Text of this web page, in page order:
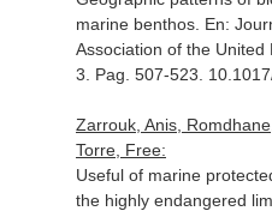
marine benthos. En:
Association of the United
3. Pag. 507-523.
Zarrouk, Anis,
Torre, Free:
Useful of marine
the highly endangered